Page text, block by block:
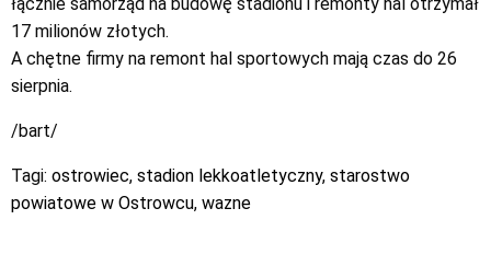
17 milionów złotych.
A chętne firmy na remont hal sportowych mają czas do 26
sierpnia.
/bart/
Tagi: ostrowiec, stadion lekkoatletyczny, starostwo
powiatowe w Ostrowcu, wazne